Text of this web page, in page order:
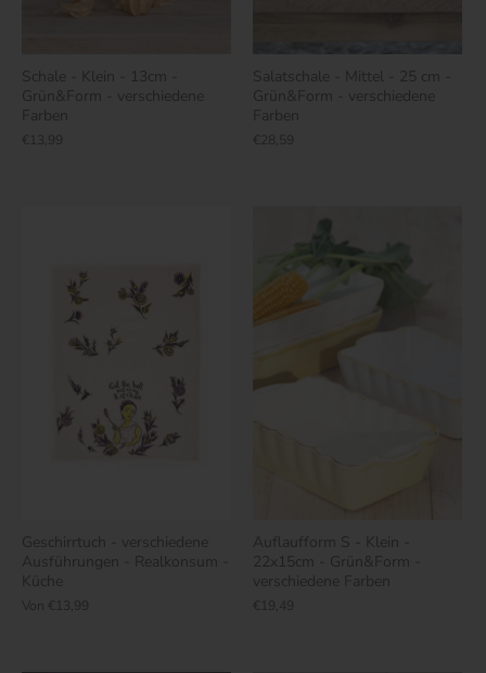
Schale - Klein - 13cm -
Grün&Form - verschiedene
Farben
€13,99
Salatschale - Mittel - 25 cm -
Grün&Form - verschiedene
Farben
€28,59
Geschirrtuch - verschiedene
Ausführungen - Realkonsum -
Küche
Von €13,99
Auflaufform S - Klein -
22x15cm - Grün&Form -
verschiedene Farben
€19,49